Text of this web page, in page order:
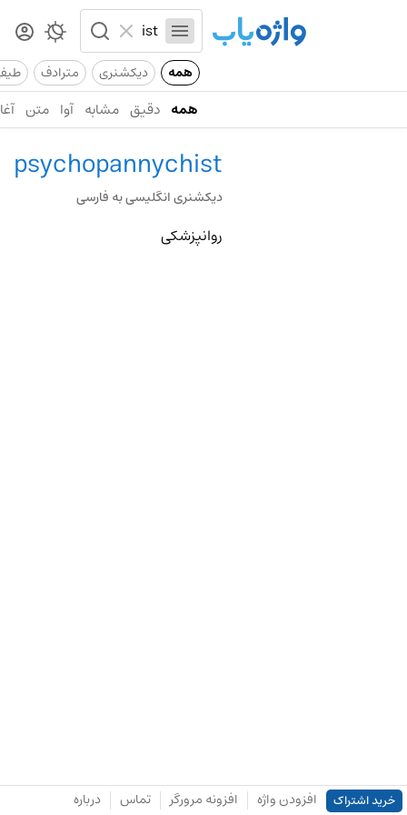
همه دیکشنری مترادف
همه دقیق مشابه آوا متن
psychopannychist
دیکشنری انگلیسی به فارسی
روانپزشکی
خرید اشتراک افزودن واژه افزونه مرورگر تماس درباره